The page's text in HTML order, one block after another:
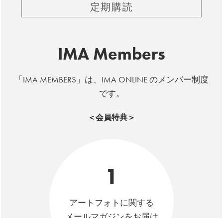
定期購読
IMA Members
「IMA MEMBERS」は、IMA ONLINE のメンバー制度
です。
＜会員特典＞
1
アートフォトに関する